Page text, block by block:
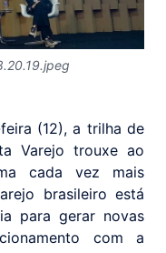
(12), a trilha de
Varejo trouxe ao
cada vez mais
brasileiro está
para gerar novas
com a